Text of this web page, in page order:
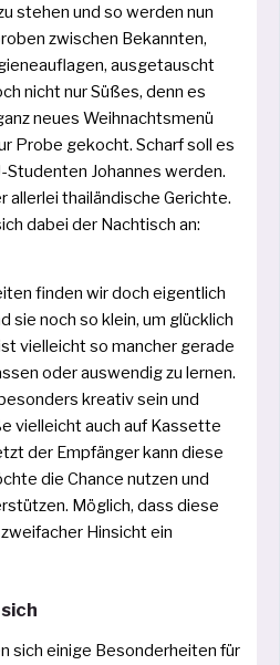
ste­hen und so wer­den nun
zwi­schen Bekannten,
aus­ge­tauscht
nicht nur Süßes, denn es
neu­es Weihnachtsmenü
Probe gekocht. Scharf soll es
Studenten Johannes wer­den.
aller­lei thai­län­di­sche Gerichte.
dabei der Nachtisch an:
fin­den wir doch eigent­lich
sie noch so klein, um glück­lich
viel­leicht so man­cher gera­de
oder aus­wen­dig zu ler­nen.
krea­tiv sein und
viel­leicht auch auf Kassette
der Empfänger kann die­se
die Chance nut­zen und
Möglich, dass die­se
Hinsicht ein
sich eini­ge Besonderheiten für